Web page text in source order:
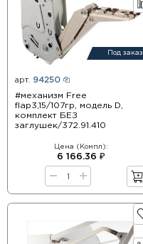
Под заказ
арт. 94250
#механизм Free
flap3,15/107гр, модель D,
комплект БЕЗ
заглушек/372.91.410
Цена (Компл):
6 166.36 ₽